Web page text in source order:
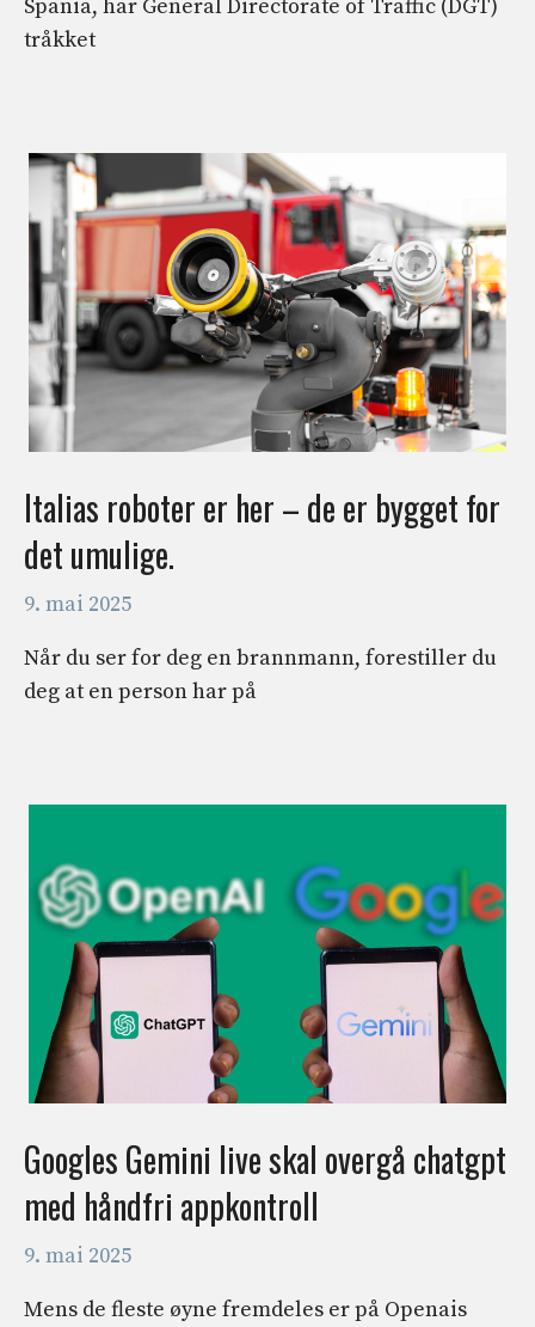
Spania, har General Directorate of Traffic (DGT)
tråkket
Italias roboter er her – de er bygget for
det umulige.
9. mai 2025
Når du ser for deg en brannmann, forestiller du
deg at en person har på
Googles Gemini live skal overgå chatgpt
med håndfri appkontroll
9. mai 2025
Mens de fleste øyne fremdeles er på Openais